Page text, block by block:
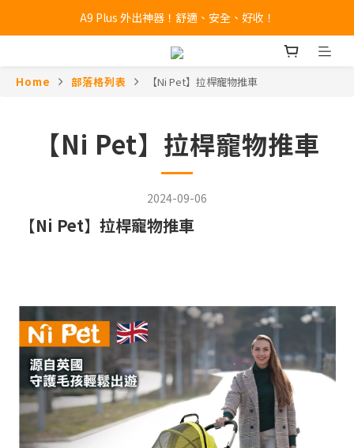
🔥全新 X100 中大型寵物推車熱賣中🔥
🔥全新 X100 中大型寵物推車熱賣中🔥
L100 全新上市！籃車一體、快速收合！
A9 Plus 外出神器！舒適、安全、好收！
Home 部落格列表 【Ni Pet】拉桿寵物推車
【Ni Pet】拉桿寵物推車
2024-09-06
【Ni Pet】 拉桿寵物推車